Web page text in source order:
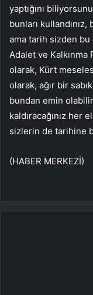
yaptığını
bunları kullandınız,
ama tarih sizden
Adalet ve Kalkınma
olarak, Kürt
olarak, ağır bir
bundan emin
kaldıracağınız her
sizlerin de tarihine
(HABER MERKEZİ)